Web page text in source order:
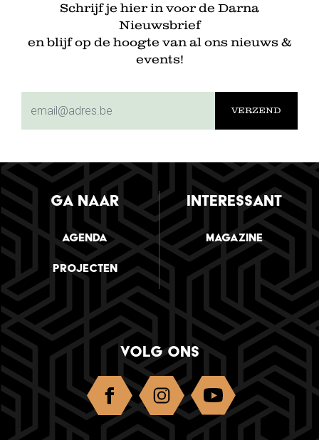
Schrijf je hier in voor de Darna
Nieuwsbrief
en blijf op de hoogte van al ons nieuws &
events!
GA NAAR
Agenda
Projecten
INTERESSANT
Magazine
VOLG ONS